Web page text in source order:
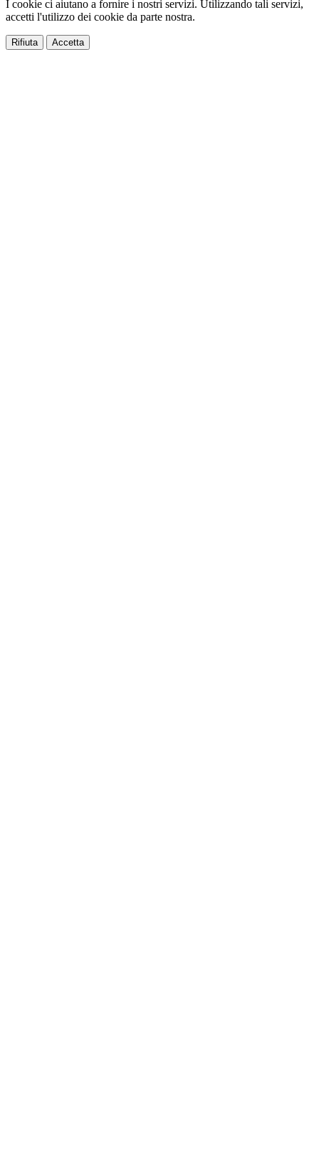
I cookie ci aiutano a fornire i nostri servizi. Utilizzando tali servizi,
accetti l'utilizzo dei cookie da parte nostra.
Rifiuta Accetta